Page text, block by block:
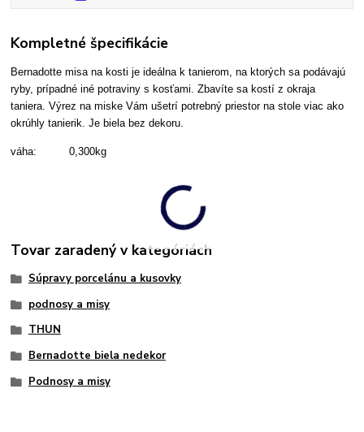
Kompletné špecifikácie
Bernadotte misa na kosti je ideálna k tanierom, na ktorých sa podávajú
ryby, prípadné iné potraviny s kosťami. Zbavíte sa kostí z okraja
taniera. Výrez na miske Vám ušetrí potrebný priestor na stole viac ako
okrúhly tanierik. Je biela bez dekoru.
váha: 0,300kg
Tovar zaradený v kategóriách
Súpravy porcelánu a kusovky
podnosy a misy
THUN
Bernadotte biela nedekor
Podnosy a misy